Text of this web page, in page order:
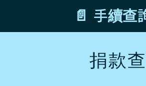
📄 手續
捐款